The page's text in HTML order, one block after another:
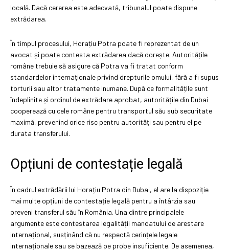
locală. Dacă cererea este adecvată, tribunalul poate dispune
extrădarea.
În timpul procesului, Horațiu Potra poate fi reprezentat de un
avocat și poate contesta extrădarea dacă dorește. Autoritățile
române trebuie să asigure că Potra va fi tratat conform
standardelor internaționale privind drepturile omului, fără a fi supus
torturii sau altor tratamente inumane. După ce formalitățile sunt
îndeplinite și ordinul de extrădare aprobat, autoritățile din Dubai
cooperează cu cele române pentru transportul său sub securitate
maximă, prevenind orice risc pentru autorități sau pentru el pe
durata transferului.
Opțiuni de contestație legală
În cadrul extrădării lui Horațiu Potra din Dubai, el are la dispoziție
mai multe opțiuni de contestație legală pentru a întârzia sau
preveni transferul său în România. Una dintre principalele
argumente este contestarea legalității mandatului de arestare
internațional, susținând că nu respectă cerințele legale
internaționale sau se bazează pe probe insuficiente. De asemenea,